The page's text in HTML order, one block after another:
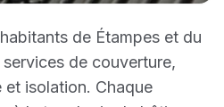
de Étampes et du
de couverture,
isolation. Chaque